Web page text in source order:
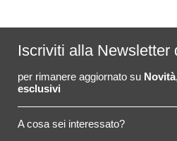
Iscriviti alla Newsletter
per rimanere aggiornato su Novità,
esclusivi
A cosa sei interessato?